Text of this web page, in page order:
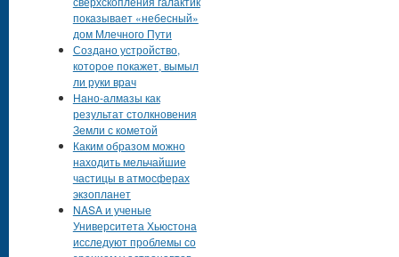
показывает «небесный»
дом Млечного Пути
Создано устройство,
которое покажет, вымыл
ли руки врач
Нано-алмазы как
результат столкновения
Земли с кометой
Каким образом можно
находить мельчайшие
частицы в атмосферах
экзопланет
NASA и ученые
Университета Хьюстона
исследуют проблемы со